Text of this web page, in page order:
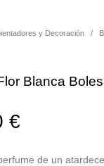
Utensilios de
y Decoración /
Blanca Boles
€
de un